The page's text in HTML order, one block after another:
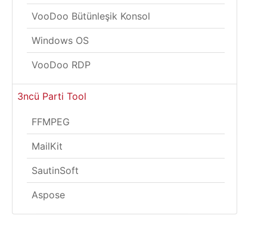
VooDoo Bütünleşik Konsol
Windows OS
VooDoo RDP
3ncü Parti Tool
FFMPEG
MailKit
SautinSoft
Aspose